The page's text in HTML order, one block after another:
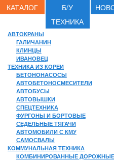
КАТАЛОГ
Б/У
ТЕХНИКА
АВТОКРАНЫ
ГАЛИЧАНИН
КЛИНЦЫ
ИВАНОВЕЦ
ТЕХНИКА ИЗ КОРЕИ
БЕТОНОНАСОСЫ
АВТОБЕТОНОСМЕСИТЕЛИ
АВТОБУСЫ
АВТОВЫШКИ
СПЕЦТЕХНИКА
ФУРГОНЫ И БОРТОВЫЕ
СЕДЕЛЬНЫЕ ТЯГАЧИ
АВТОМОБИЛИ С КМУ
САМОСВАЛЫ
КОММУНАЛЬНАЯ ТЕХНИКА
КОМБИНИРОВАННЫЕ